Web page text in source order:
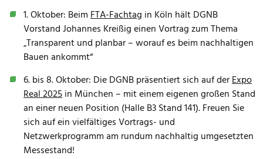
1. Oktober: BeimFTA-Fachtag in Köln hält DGNB
Vorstand Johannes Kreißig einen Vortrag zum Thema
„Transparent und planbar – worauf es beim nachhaltigen
Bauen ankommt“
6. bis 8. Oktober: Die DGNB präsentiert sich auf derExpo
Real 2025in München – mit einem eigenen großen Stand
an einer neuen Position (Halle B3 Stand 141). Freuen Sie
sich auf ein vielfältiges Vortrags- und
Netzwerkprogramm am rundum nachhaltig umgesetzten
Messestand!